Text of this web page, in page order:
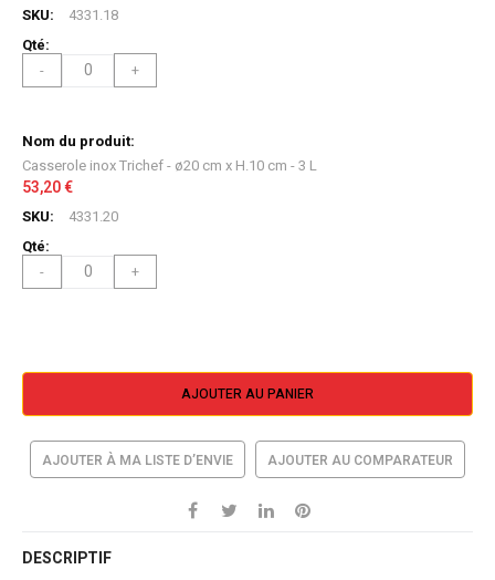
4331.18
- +
Casserole inox Trichef - ø20 cm x H.10 cm - 3 L
53,20 €
4331.20
- +
AJOUTER AU PANIER
AJOUTER À MA LISTE D’ENVIE AJOUTER AU COMPARATEUR
DESCRIPTIF